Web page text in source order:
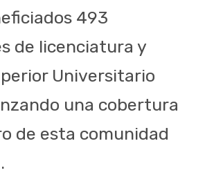
493
de licenciatura y
Universitario
una cobertura
de esta comunidad